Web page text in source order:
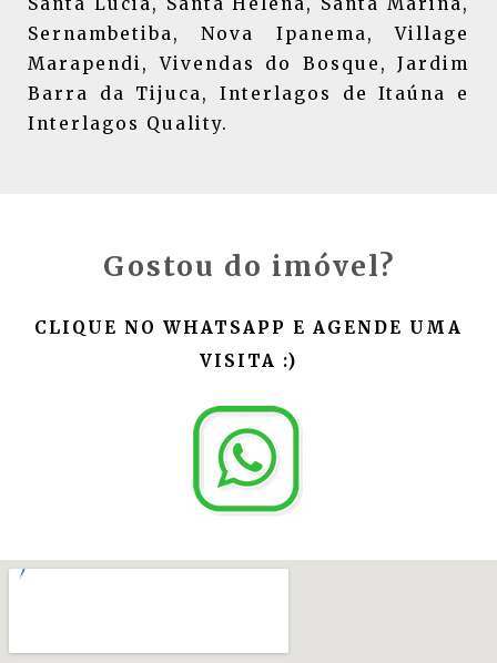
Sernambetiba, Nova Ipanema, Village
Marapendi, Vivendas do Bosque, Jardim
Barra da Tijuca, Interlagos de Itaúna e
Interlagos Quality.
Gostou do imóvel?
CLIQUE NO WHATSAPP E AGENDE UMA
VISITA :)